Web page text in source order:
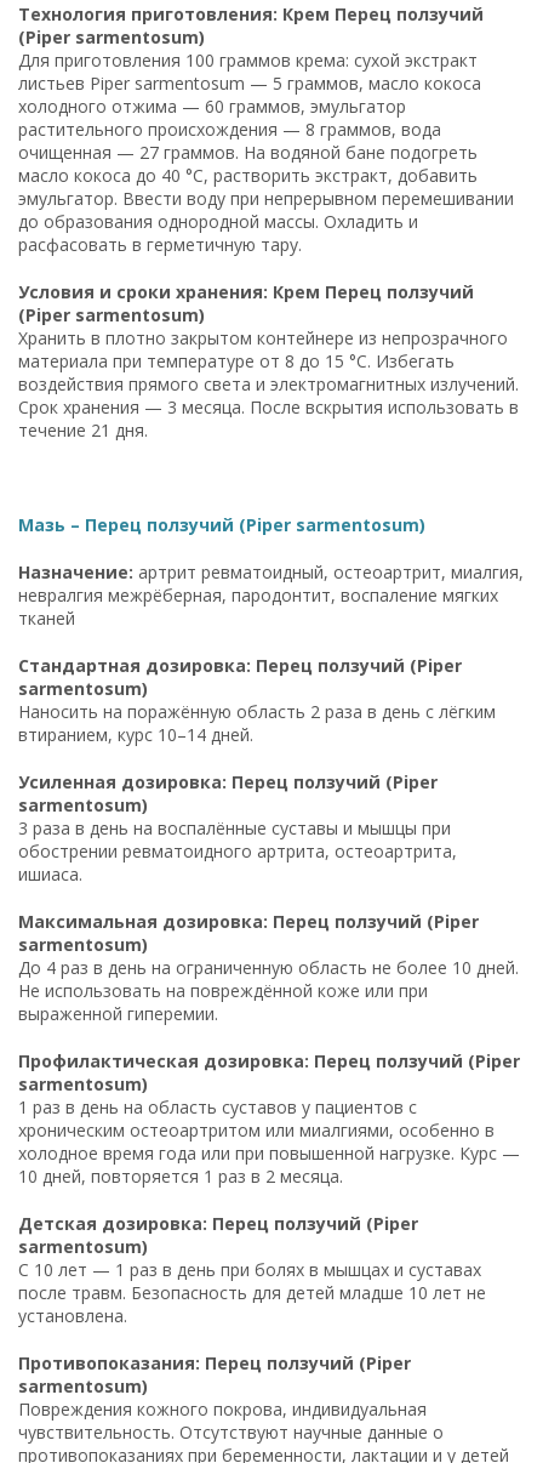
Технология приготовления: Крем Перец ползучий
(Piper sarmentosum)
Для приготовления 100 граммов крема: сухой экстракт
листьев Piper sarmentosum — 5 граммов, масло кокоса
холодного отжима — 60 граммов, эмульгатор
растительного происхождения — 8 граммов, вода
очищенная — 27 граммов. На водяной бане подогреть
масло кокоса до 40 °C, растворить экстракт, добавить
эмульгатор. Ввести воду при непрерывном перемешивании
до образования однородной массы. Охладить и
расфасовать в герметичную тару.
Условия и сроки хранения: Крем Перец ползучий
(Piper sarmentosum)
Хранить в плотно закрытом контейнере из непрозрачного
материала при температуре от 8 до 15 °C. Избегать
воздействия прямого света и электромагнитных излучений.
Срок хранения — 3 месяца. После вскрытия использовать в
течение 21 дня.
Мазь – Перец ползучий (Piper sarmentosum)
Назначение: артрит ревматоидный, остеоартрит, миалгия,
невралгия межрёберная, пародонтит, воспаление мягких
тканей
Стандартная дозировка: Перец ползучий (Piper
sarmentosum)
Наносить на поражённую область 2 раза в день с лёгким
втиранием, курс 10–14 дней.
Усиленная дозировка: Перец ползучий (Piper
sarmentosum)
3 раза в день на воспалённые суставы и мышцы при
обострении ревматоидного артрита, остеоартрита,
ишиаса.
Максимальная дозировка: Перец ползучий (Piper
sarmentosum)
До 4 раз в день на ограниченную область не более 10 дней.
Не использовать на повреждённой коже или при
выраженной гиперемии.
Профилактическая дозировка: Перец ползучий (Piper
sarmentosum)
1 раз в день на область суставов у пациентов с
хроническим остеоартритом или миалгиями, особенно в
холодное время года или при повышенной нагрузке. Курс —
10 дней, повторяется 1 раз в 2 месяца.
Детская дозировка: Перец ползучий (Piper
sarmentosum)
С 10 лет — 1 раз в день при болях в мышцах и суставах
после травм. Безопасность для детей младше 10 лет не
установлена.
Противопоказания: Перец ползучий (Piper
sarmentosum)
Повреждения кожного покрова, индивидуальная
чувствительность. Отсутствуют научные данные о
противопоказаниях при беременности, лактации и у детей